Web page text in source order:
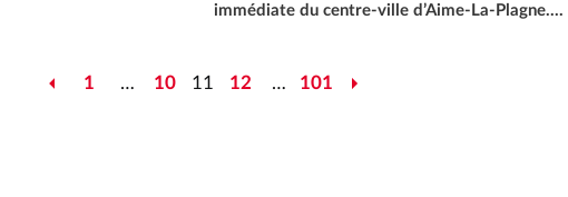
immédiate du centre-ville d’Aime-La-Plagne.…
Précédent
1 … 10 11 12 … 101
Suivant